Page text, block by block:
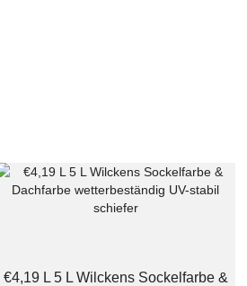
€4,19 L 5 L Wilckens Sockelfarbe &